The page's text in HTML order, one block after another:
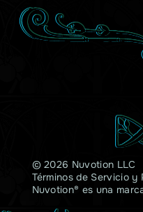
© 2026 Nuvotion LLC
Términos de Servicioy
Nuvotion® es una